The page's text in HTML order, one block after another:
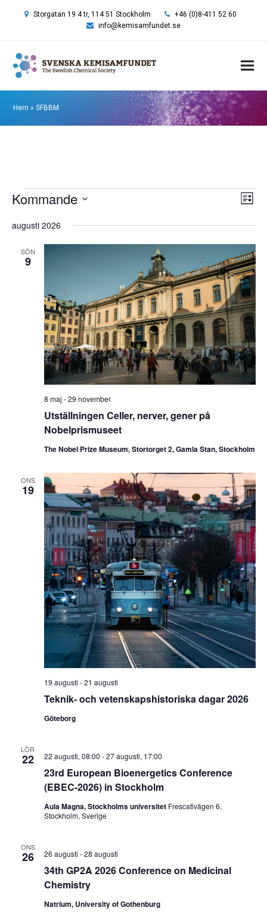
Storgatan 19 4 tr, 114 51 Stockholm
+46 (0)8-411 52 60
info@kemisamfundet.se
Hem »SFBBM
Event
Vy-
Lista
Kommande
datum.
augusti 2026
SÖN
9
Utställningen Celler, nerver, gener på
Nobelprismuseet
8 maj -29 november
The Nobel Prize Museum, Stortorget 2, Gamla Stan, Stockholm
ONS
19
Teknik- och vetenskapshistoriska dagar 2026
19 augusti -21 augusti
Göteborg
LÖR
22
23rd European Bioenergetics Conference
(EBEC-2026) in Stockholm
22 augusti, 08:00 -27 augusti, 17:00
Aula Magna, Stockholms universitet Frescativägen 6,
Stockholm, Sverige
ONS
26
34th GP2A 2026 Conference on Medicinal
Chemistry
26 augusti -28 augusti
Natrium, University of Gothenburg